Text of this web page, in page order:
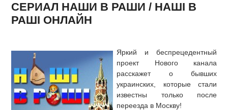
СЕРИАЛ НАШИ В РАШИ / НАШІ В
РАШІ ОНЛАЙН
Яркий и беспрецедентный
проект Нового канала
расскажет о бывших
украинских, которые стали
известны только после
переезда в Москву!